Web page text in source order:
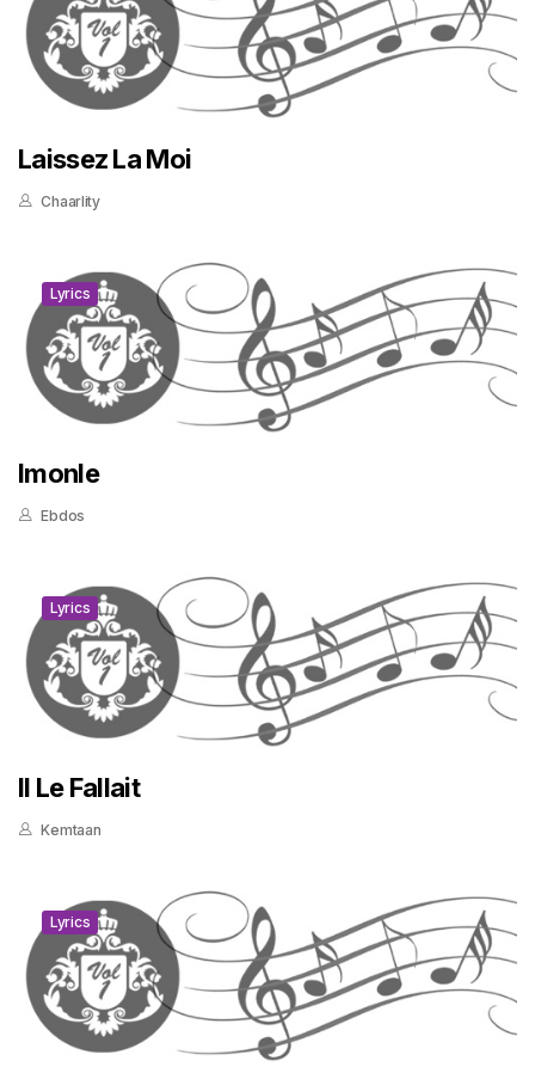
Laissez La Moi
Chaarlity
Lyrics
Imonle
Ebdos
Lyrics
Il Le Fallait
Kemtaan
Lyrics